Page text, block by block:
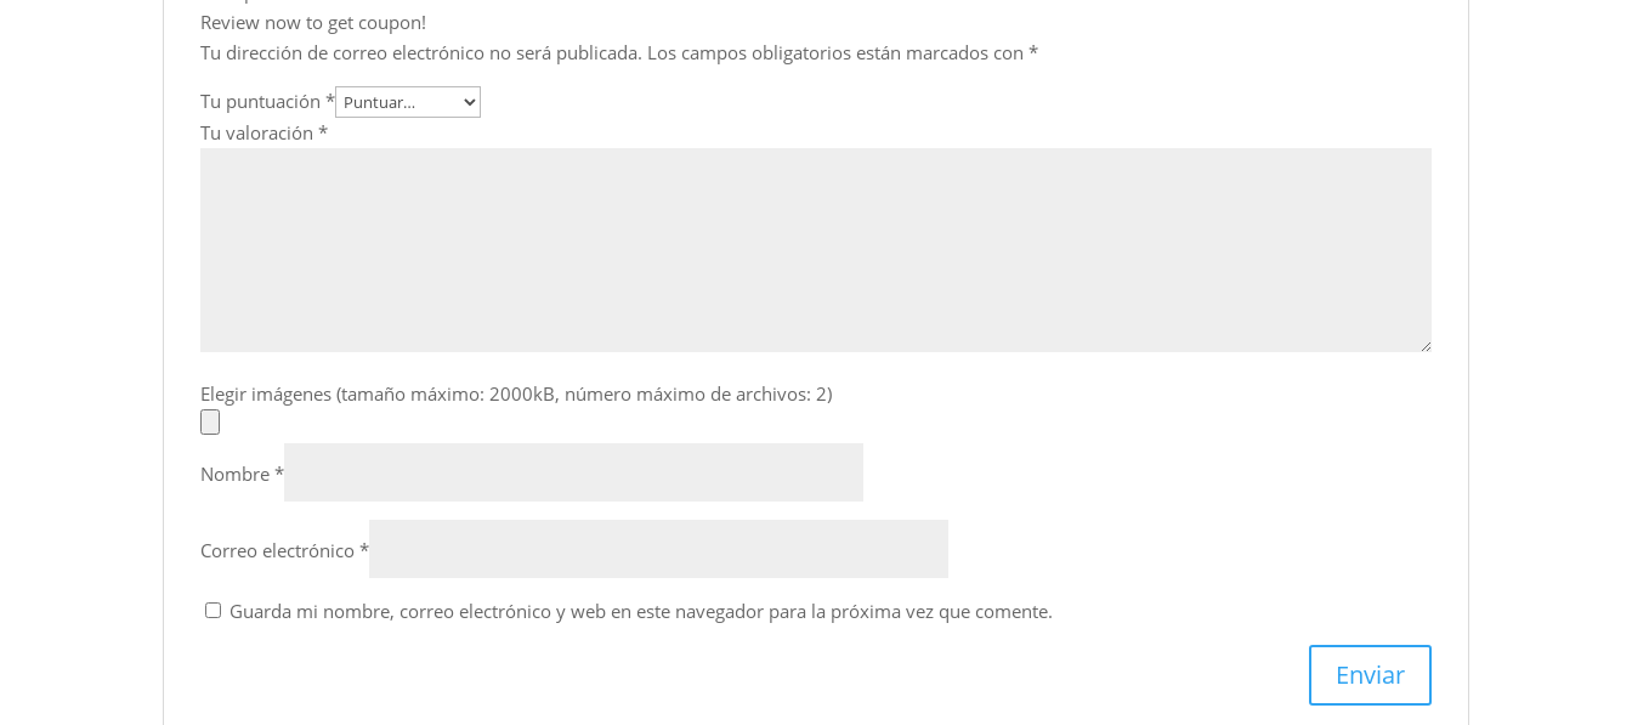
Review now to get coupon!
Tu dirección de correo electrónico no será publicada. Los campos obligatorios están marcados con*
Tu puntuación*
Tu valoración*
Elegir imágenes (tamaño máximo: 2000kB, número máximo de archivos: 2)
Nombre*
Correo electrónico*
Guarda mi nombre, correo electrónico y web en este navegador para la próxima vez que comente.